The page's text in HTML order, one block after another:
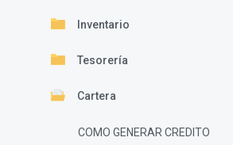
Inventario
Tesorería
Cartera
COMO GENERAR CREDITO